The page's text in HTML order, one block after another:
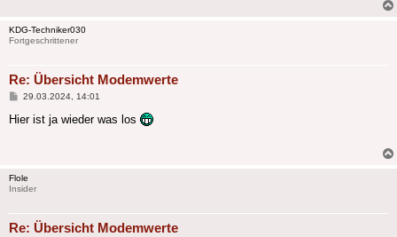
KDG-Techniker030
Fortgeschrittener
Re: Übersicht Modemwerte
Beitrag
29.03.2024, 14:01
Hier ist ja wieder was los
Flole
Insider
Re: Übersicht Modemwerte